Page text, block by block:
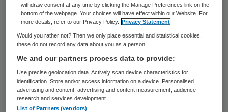
onderzoek onder 150 ondernemers en HR-
professionals.
Een groot deel van de ondervraagden zou
niet weten hoeveel jaar werkgevers in het
uiterste geval de kosten betalen van de
uitkering aan hun zieke personeel. De
gemiddelde schatting hier was vier jaar. “In
withdraw consent at any time by clicking the Manage Preferences link on the
bottom of the webpage. Your choices will have effect within our Website. For
more details, refer to our Privacy Policy.
Privacy Statement
Would you rather not? Then we only place essential and statistical cookies,
these do not record any data about you as a person
We and our partners process data to provide:
Use precise geolocation data. Actively scan device characteristics for
identification. Store and/or access information on a device. Personalised
advertising and content, advertising and content measurement, audience
research and services development.
List of Partners (vendors)